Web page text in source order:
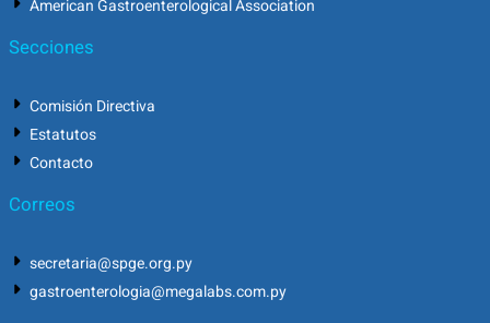
American Gastroenterological Association
Secciones
Comisión Directiva
Estatutos
Contacto
Correos
secretaria@spge.org.py
gastroenterologia@megalabs.com.py